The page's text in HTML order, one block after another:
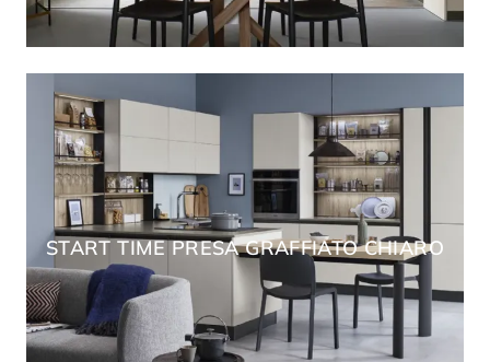
START TIME PRESA GRAFFIATO CHIARO